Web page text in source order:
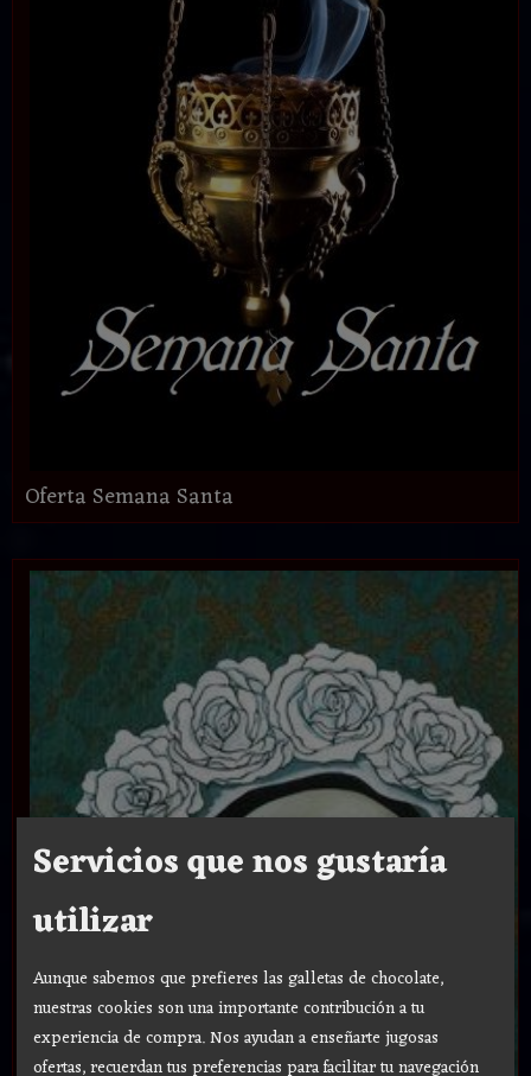
Oferta Semana Santa
Servicios que nos gustaría
utilizar
Aunque sabemos que prefieres las galletas de chocolate,
nuestras cookies son una importante contribución a tu
experiencia de compra. Nos ayudan a enseñarte jugosas
ofertas, recuerdan tus preferencias para facilitar tu navegación